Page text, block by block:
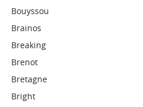
Bouyssou
Brainos
Breaking
Brenot
Bretagne
Bright